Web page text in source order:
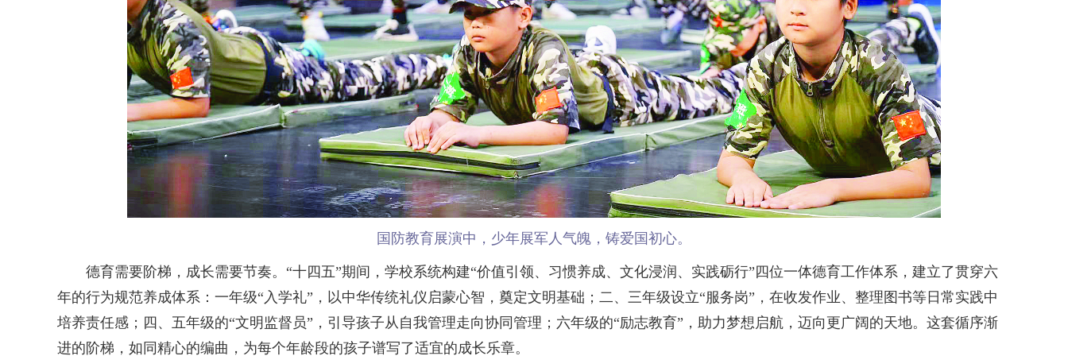
国防教育展演中，少年展军人气魄，铸爱国初心。
德育需要阶梯，成长需要节奏。“十四五”期间，学校系统构建“价值引领、习惯养成、文化浸润、实践砺行”四位一体德育工作体系，建立了贯穿六
年的行为规范养成体系：一年级“入学礼”，以中华传统礼仪启蒙心智，奠定文明基础；二、三年级设立“服务岗”，在收发作业、整理图书等日常实践中
培养责任感；四、五年级的“文明监督员”，引导孩子从自我管理走向协同管理；六年级的“励志教育”，助力梦想启航，迈向更广阔的天地。这套循序渐
进的阶梯，如同精心的编曲，为每个年龄段的孩子谱写了适宜的成长乐章。